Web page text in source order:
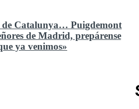
de Catalunya… Puigdemont
de Madrid, prepárense
ya venimos»